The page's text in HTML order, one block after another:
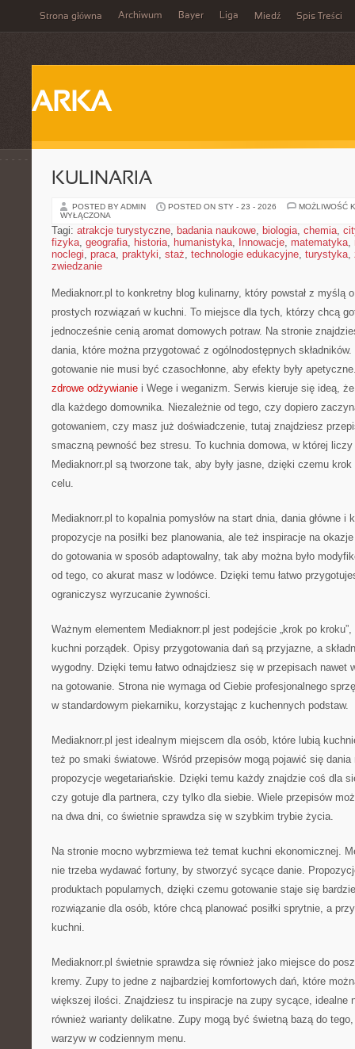
Strona główna Archiwum Bayer Liga Miedź Spis Treści
ARKA
KULINARIA
POSTED BY ADMIN POSTED ON STY - 23 - 2026
MOŻLIWOŚĆ
WYŁĄCZONA
Tagi: atrakcje turystyczne, badania naukowe, biologia, chemia,
fizyka, geografia, historia, humanistyka, Innowacje, matematyka,
noclegi, praca, praktyki, staż, technologie edukacyjne, turystyka,
zwiedzanie
Mediaknorr.pl to konkretny blog kulinarny, który powstał z myślą
prostych rozwiązań w kuchni. To miejsce dla tych, którzy chcą
jednocześnie cenią aromat domowych potraw. Na stronie
dania, które można przygotować z ogólnodostępnych
gotowanie nie musi być czasochłonne, aby efekty były
zdrowe odżywianie i Wege i weganizm. Serwis kieruje się ideą,
dla każdego domownika. Niezależnie od tego, czy dopiero
gotowaniem, czy masz już doświadczenie, tutaj znajdziesz
smaczną pewność bez stresu. To kuchnia domowa, w której
Mediaknorr.pl są tworzone tak, aby były jasne, dzięki czemu
celu.
Mediaknorr.pl to kopalnia pomysłów na start dnia, dania główne i
propozycje na posiłki bez planowania, ale też inspiracje na
do gotowania w sposób adaptowalny, tak aby można było
od tego, co akurat masz w lodówce. Dzięki temu łatwo
ograniczysz wyrzucanie żywności.
Ważnym elementem Mediaknorr.pl jest podejście „krok po
kuchni porządek. Opisy przygotowania dań są przyjazne, a
wygodny. Dzięki temu łatwo odnajdziesz się w przepisach nawet
na gotowanie. Strona nie wymaga od Ciebie profesjonalnego
w standardowym piekarniku, korzystając z kuchennych podstaw.
Mediaknorr.pl jest idealnym miejscem dla osób, które lubią
też po smaki światowe. Wśród przepisów mogą pojawić się
propozycje wegetariańskie. Dzięki temu każdy znajdzie coś dla
czy gotuje dla partnera, czy tylko dla siebie. Wiele przepisów
na dwa dni, co świetnie sprawdza się w szybkim trybie życia.
Na stronie mocno wybrzmiewa też temat kuchni ekonomicznej.
nie trzeba wydawać fortuny, by stworzyć sycące danie.
produktach popularnych, dzięki czemu gotowanie staje się
rozwiązanie dla osób, które chcą planować posiłki sprytnie, a
kuchni.
Mediaknorr.pl świetnie sprawdza się również jako miejsce do
kremy. Zupy to jedne z najbardziej komfortowych dań, które
większej ilości. Znajdziesz tu inspiracje na zupy sycące, idealne
również warianty delikatne. Zupy mogą być świetną bazą do
warzyw w codziennym menu.